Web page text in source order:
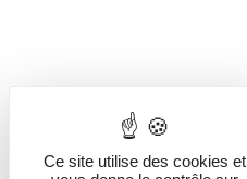
Ce site utilise des cookies et